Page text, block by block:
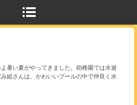
暑い夏がやってきました。幼稚園では水遊
組さんは、かわいいプールの中で仲良く水